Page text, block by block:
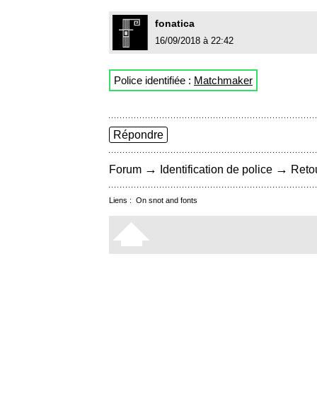
fonatica
16/09/2018 à 22:42
Police identifiée : Matchmaker
Répondre
Forum → Identification de police →
Liens : On snot and fonts